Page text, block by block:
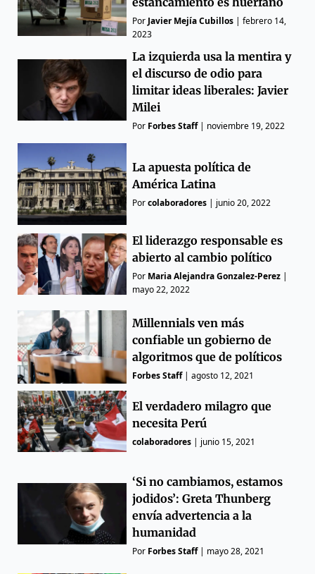
Por Javier Mejía Cubillos |febrero 14,
2023
La izquierda usa la mentira y
el discurso de odio para
limitar ideas liberales: Javier
Milei
Por Forbes Staff| noviembre 19, 2022
La apuesta política de
América Latina
Porcolaboradores | junio 20, 2022
El liderazgo responsable es
abierto al cambio político
Por Maria Alejandra Gonzalez-Perez |
mayo 22, 2022
Millennials ven más
confiable un gobierno de
algoritmos que de políticos
Forbes Staff|agosto 12, 2021
El verdadero milagro que
necesita Perú
colaboradores | junio 15, 2021
‘Si no cambiamos, estamos
jodidos’: Greta Thunberg
envía advertencia a la
humanidad
Por Forbes Staff| mayo 28, 2021